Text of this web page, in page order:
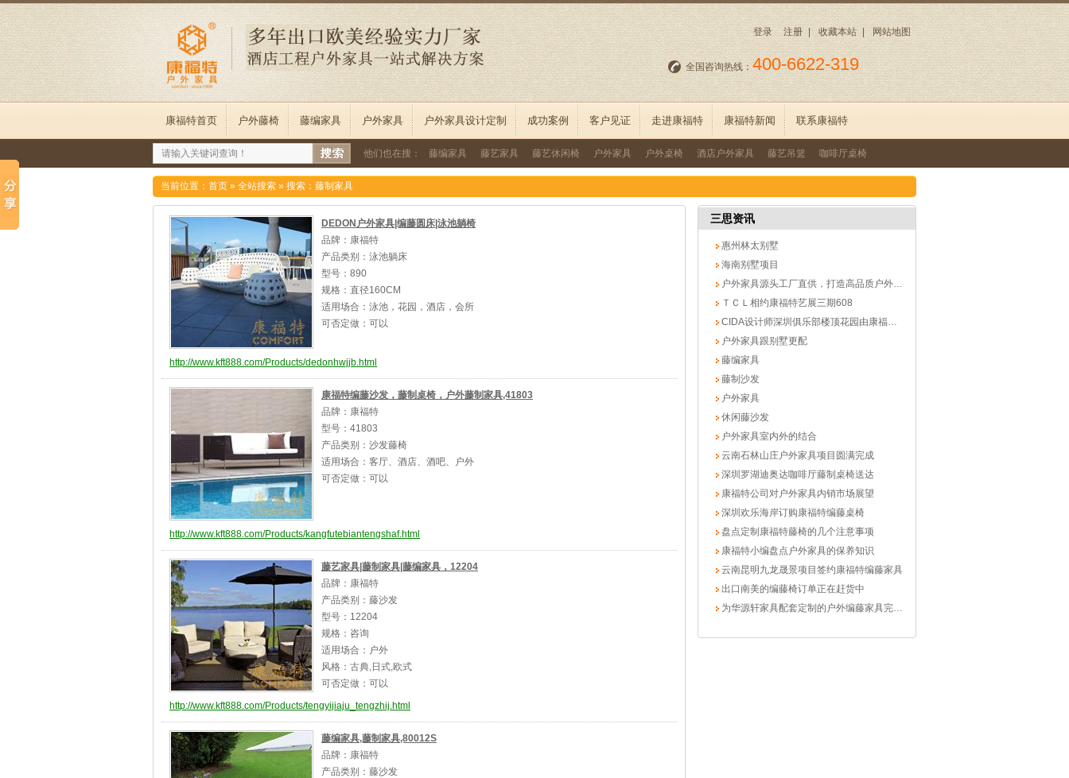
登录 注册 | 收藏本站 | 网站地图
全国咨询热线：400-6622-319
康福特首页 户外藤椅 藤编家具 户外家具 户外家具设计定制 成功案例 客户见证 走进康福特 康福特新闻 联系康福特
他们也在搜： 藤编家具 藤艺家具 藤艺休闲椅 户外家具 户外桌椅 酒店户外家具 藤艺吊篮 咖啡厅桌椅
当前位置： 首页 » 全站搜索 » 搜索：藤制家具
DEDON户外家具|编藤圆床|泳池躺椅
品牌：康福特
产品类别：泳池躺床
型号：890
规格：直径160CM
适用场合：泳池，花园，酒店，会所
可否定做：可以
http://www.kft888.com/Products/dedonhwjjb.html
康福特编藤沙发，藤制桌椅，户外藤制家具,41803
品牌：康福特
型号：41803
产品类别：沙发藤椅
适用场合：客厅、酒店、酒吧、户外
可否定做：可以
http://www.kft888.com/Products/kangfutebiantengshaf.html
藤艺家具|藤制家具|藤编家具，12204
品牌：康福特
产品类别：藤沙发
型号：12204
规格：咨询
适用场合：户外
风格：古典,日式,欧式
可否定做：可以
http://www.kft888.com/Products/tengyijiaju_tengzhij.html
藤编家具,藤制家具,80012S
品牌：康福特
产品类别：藤沙发
三思资讯
惠州林太别墅
海南别墅项目
户外家具源头工厂直供，打造高品质户外生活
ＴＣＬ相约康福特艺展三期608
CIDA设计师深圳俱乐部楼顶花园由康福特亲力打造
户外家具跟别墅更配
藤编家具
藤制沙发
户外家具
休闲藤沙发
户外家具室内外的结合
云南石林山庄户外家具项目圆满完成
深圳罗湖迪奥达咖啡厅藤制桌椅送达
康福特公司对户外家具内销市场展望
深圳欢乐海岸订购康福特编藤桌椅
盘点定制康福特藤椅的几个注意事项
康福特小编盘点户外家具的保养知识
云南昆明九龙晟景项目签约康福特编藤家具
出口南美的编藤椅订单正在赶货中
为华源轩家具配套定制的户外编藤家具完工交运